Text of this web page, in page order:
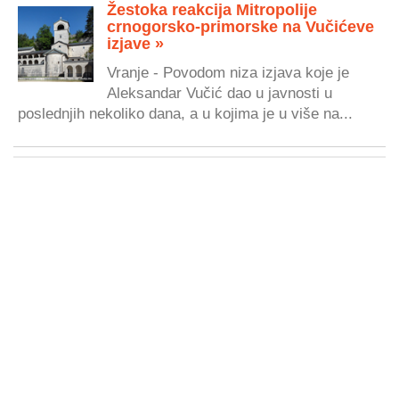
Žestoka reakcija Mitropolije
crnogorsko-primorske na Vučićeve
izjave »
Vranje - Povodom niza izjava koje je
Aleksandar Vučić dao u javnosti u
poslednjih nekoliko dana, a u kojima je u više na...